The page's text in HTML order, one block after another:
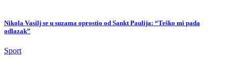
Nikola Vasilj se u suzama oprostio od Sankt Paulija: “Teško mi pada
odlazak”
Sport